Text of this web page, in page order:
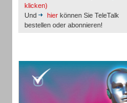
klicken)
Und
hier können Sie TeleTalk
bestellen oder abonnieren!